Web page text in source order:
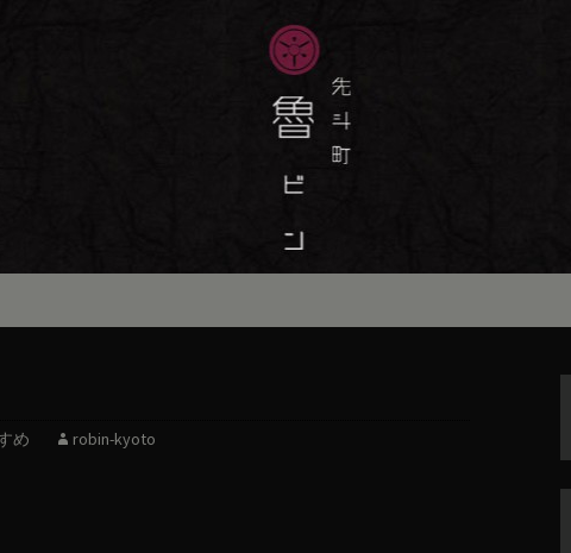
町の京料理・和
」の公式ブログ
味しい季節の京料理・和食が自慢の「魯
最新情報をおとどけします。
め robin-kyoto